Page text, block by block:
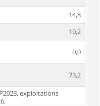
14,8
10,2
0,0
73,2
exploitations